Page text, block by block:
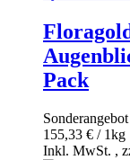
Pack
Sonderangebot
155,33 € / 1kg
Inkl. MwSt. ,